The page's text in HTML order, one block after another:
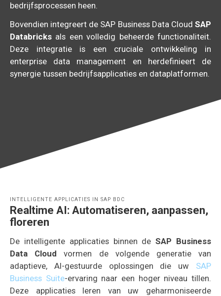
bedrijfsprocessen heen.
Bovendien integreert de SAP Business Data Cloud SAP
Databricks als een volledig beheerde functionaliteit.
Deze integratie is een cruciale ontwikkeling in
enterprise data management en herdefinieert de
synergie tussen bedrijfsapplicaties en dataplatformen.
INTELLIGENTE APPLICATIES IN SAP BDC
Realtime AI: Automatiseren, aanpassen,
floreren
De intelligente applicaties binnen deSAP Business
Data Cloud vormen de volgende generatie van
adaptieve, AI-gestuurde oplossingen die uw SAP
Business Suite-ervaring naar een hoger niveau tillen.
Deze applicaties leren van uw geharmoniseerde